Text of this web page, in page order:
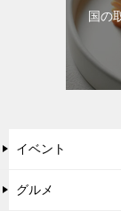
国の
イベント
グルメ